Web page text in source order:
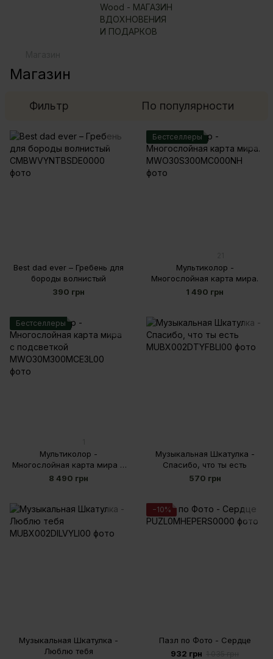
Магазин
Фильтр По популярности
Best dad ever – Гребень для
бороды волнистый
390 грн
Бестселлеры
Мультиколор -
Многослойная карта мира.
1 490 грн
Бестселлеры
Мультиколор -
Многослойная карта мира с
подсветкой
8 490 грн
Музыкальная Шкатулка -
Спасибо, что ты есть
570 грн
Музыкальная Шкатулка -
Люблю тебя
−10%
Пазл по Фото - Сердце
932 грн